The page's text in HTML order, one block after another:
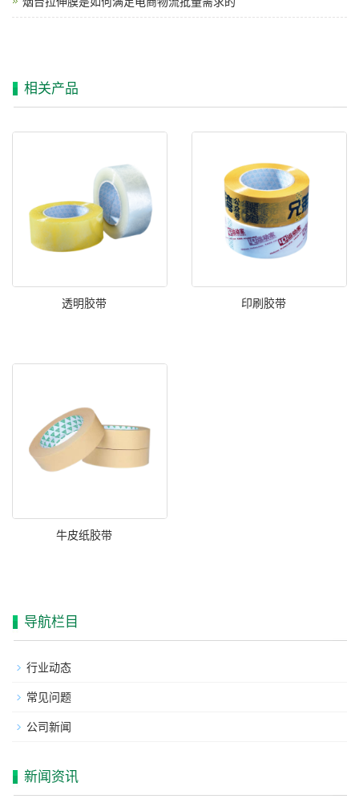
相关产品
透明胶带 印刷胶带
牛皮纸胶带
导航栏目
行业动态
常见问题
公司新闻
新闻资讯